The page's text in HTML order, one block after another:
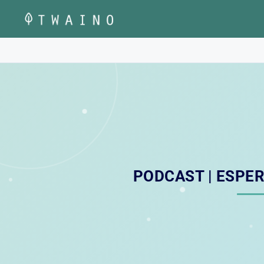
PODCAST |